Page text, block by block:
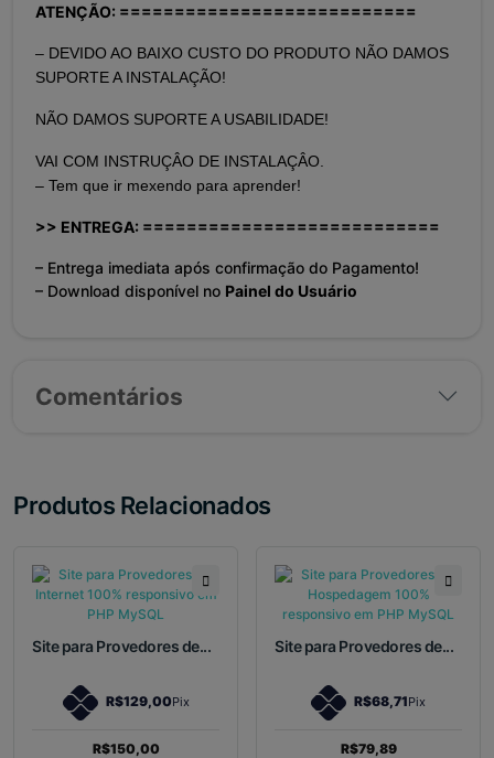
ATENÇÃO: ===========================
– DEVIDO AO BAIXO CUSTO DO PRODUTO NÃO DAMOS
SUPORTE A INSTALAÇÃO!
NÃO DAMOS SUPORTE A USABILIDADE!
VAI COM INSTRUÇÂO DE INSTALAÇÂO.
– Tem que ir mexendo para aprender!
>> ENTREGA: ===========================
– Entrega imediata após confirmação do Pagamento!
– Download disponível no Painel do Usuário
Comentários
Produtos Relacionados
Site para Provedores de...
R$129,00Pix
R$150,00
Site para Provedores de...
R$68,71Pix
R$79,89